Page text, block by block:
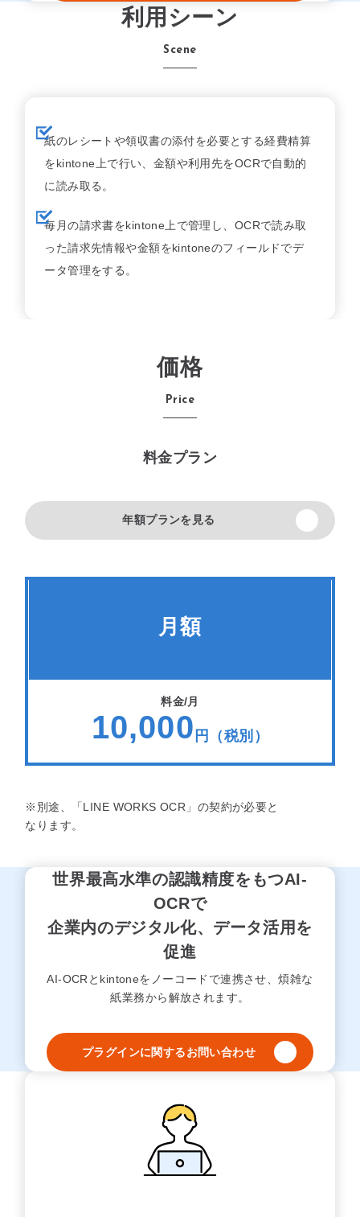
利用シーン
Scene
紙のレシートや領収書の添付を必要とする経費精算
をkintone上で行い、金額や利用先をOCRで自動的
に読み取る。
毎月の請求書をkintone上で管理し、OCRで読み取
った請求先情報や金額をkintoneのフィールドでデ
ータ管理をする。
価格
Price
料金プラン
年額プランを見る
月額
料金/月
10,000 円（税別）
※別途、「LINE WORKS OCR」の契約が必要と
なります。
世界最高水準の認識精度をもつAI-
OCRで
企業内のデジタル化、データ活用を
促進
AI-OCRとkintoneをノーコードで連携させ、煩雑な
紙業務から解放されます。
プラグインに関するお問い合わせ